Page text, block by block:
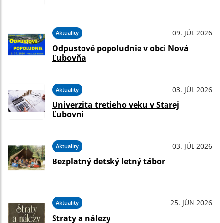
Aktuality 09. JÚL 2026
Odpustové popoludnie v obci Nová
Ľubovňa
Aktuality 03. JÚL 2026
Univerzita tretieho veku v Starej
Ľubovni
Aktuality 03. JÚL 2026
Bezplatný detský letný tábor
Aktuality 25. JÚN 2026
Straty a nálezy